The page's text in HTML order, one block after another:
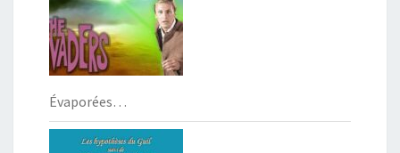
Évaporées…